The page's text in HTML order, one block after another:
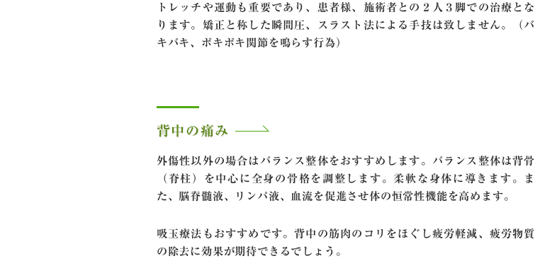
トレッチや運動も重要であり、患者様、施術者との２人３脚での治療とな
ります。矯正と称した瞬間圧、スラスト法による手技は致しません。（バ
キバキ、ポキポキ関節を鳴らす行為）
背中の痛み
外傷性以外の場合はバランス整体をおすすめします。バランス整体は背骨
（脊柱）を中心に全身の骨格を調整します。柔軟な身体に導きます。ま
た、脳脊髄液、リンパ液、血流を促進させ体の恒常性機能を高めます。
吸玉療法もおすすめです。背中の筋肉のコリをほぐし疲労軽減、疲労物質
の除去に効果が期待できるでしょう。